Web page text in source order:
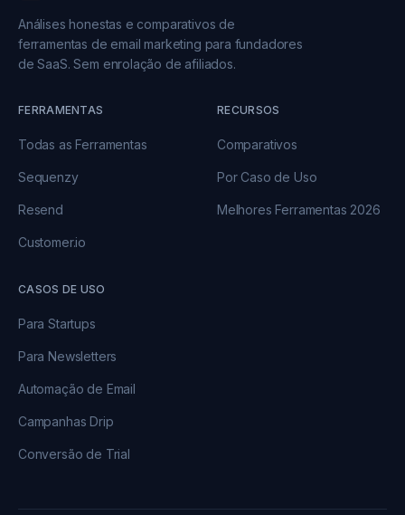
Análises honestas e comparativos de
ferramentas de email marketing para fundadores
de SaaS. Sem enrolação de afiliados.
FERRAMENTAS
Todas as Ferramentas
Sequenzy
Resend
Customer.io
RECURSOS
Comparativos
Por Caso de Uso
Melhores Ferramentas 2026
CASOS DE USO
Para Startups
Para Newsletters
Automação de Email
Campanhas Drip
Conversão de Trial